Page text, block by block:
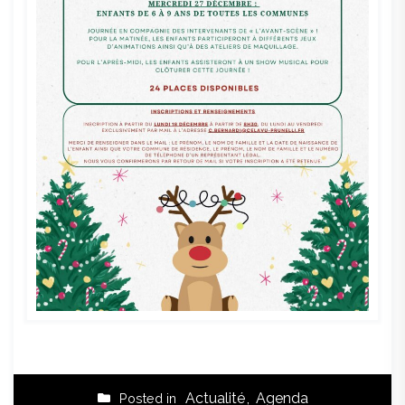
Posted in Actualité, Agenda